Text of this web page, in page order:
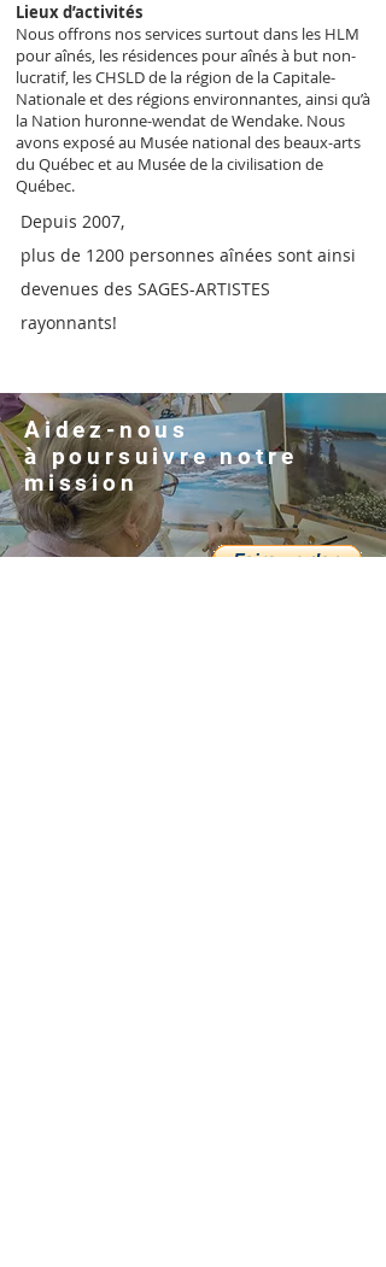
Lieux d’activités
Nous offrons nos services surtout dans les HLM
pour aînés, les résidences pour aînés à but non-
lucratif, les CHSLD de la région de la Capitale-
Nationale et des régions environnantes, ainsi qu’à
la Nation huronne-wendat de Wendake. Nous
avons exposé au Musée national des beaux-arts
du Québec et au Musée de la civilisation de
Québec.
Depuis 2007,
plus de 1200 personnes aînées sont ainsi
devenues des SAGES-ARTISTES
rayonnants!
Aidez-nous
àpoursuivrenotre
mission